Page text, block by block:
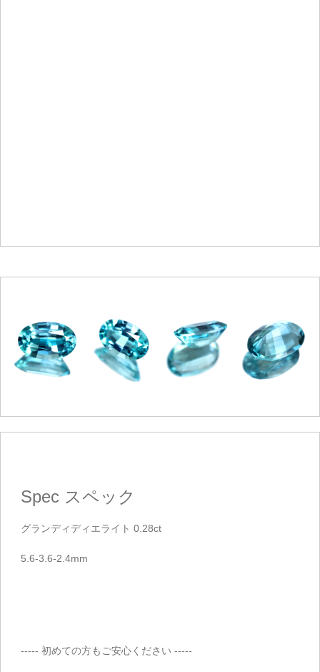
Spec スペック
グランディディエライト 0.28ct
5.6-3.6-2.4mm
----- 初めての方もご安心ください -----